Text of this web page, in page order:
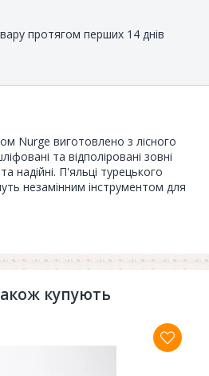
протягом перших 14 днів
Nurge виготовлено з лісного
та відполіровані зовні
надійні. П'яльці турецького
незамінним інструментом для
купують